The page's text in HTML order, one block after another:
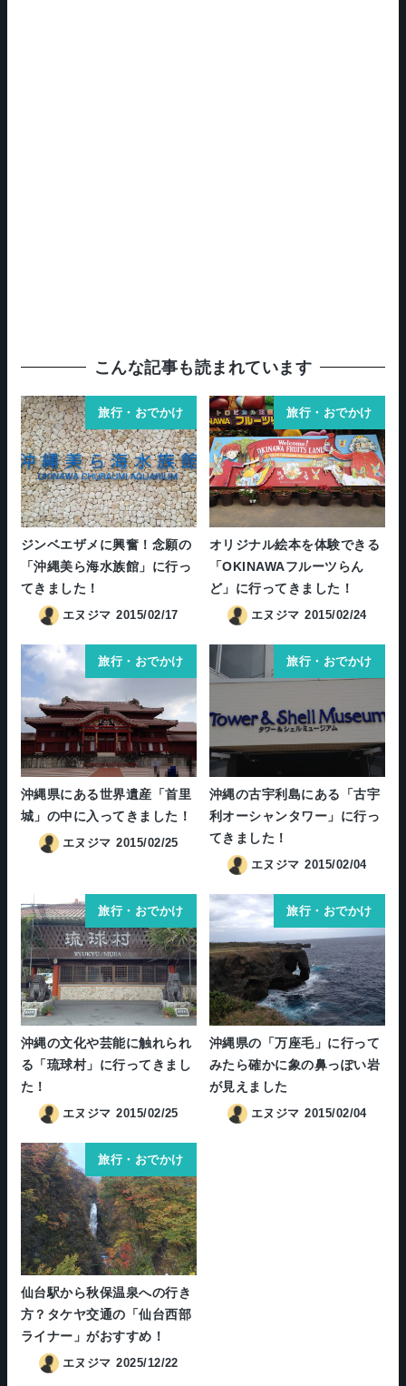
こんな記事も読まれています
旅行・おでかけ
ジンベエザメに興奮！念願の
「沖縄美ら海水族館」に行っ
てきました！
エヌジマ 2015/02/17
旅行・おでかけ
オリジナル絵本を体験できる
「OKINAWAフルーツらん
ど」に行ってきました！
エヌジマ 2015/02/24
旅行・おでかけ
沖縄県にある世界遺産「首里
城」の中に入ってきました！
エヌジマ 2015/02/25
旅行・おでかけ
沖縄の古宇利島にある「古宇
利オーシャンタワー」に行っ
てきました！
エヌジマ 2015/02/04
旅行・おでかけ
沖縄の文化や芸能に触れられ
る「琉球村」に行ってきまし
た！
エヌジマ 2015/02/25
旅行・おでかけ
沖縄県の「万座毛」に行って
みたら確かに象の鼻っぽい岩
が見えました
エヌジマ 2015/02/04
旅行・おでかけ
仙台駅から秋保温泉への行き
方？タケヤ交通の「仙台西部
ライナー」がおすすめ！
エヌジマ 2025/12/22